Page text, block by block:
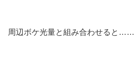
周辺ボケ光量と組み合わせると……